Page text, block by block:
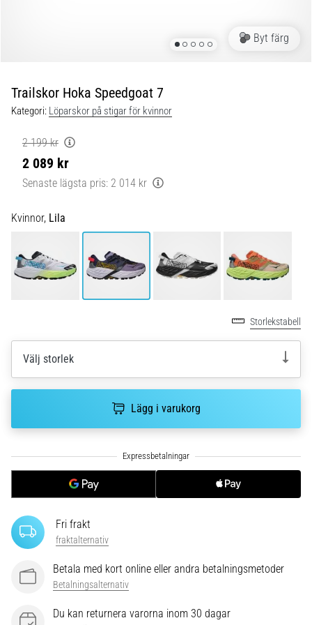
är
de
och
hur
genomförs
de?
testar
run
snabbhet,
smidighet
utförs
det
korrekt,
var
9 min. läsning
Löparknä:
Orsaker,
behandling
och
förebyggande
Löparknä,
Byt färg
Trailskor Hoka Speedgoat 7
Kategori: Löparskor på stigar för kvinnor
2 199 kr
2 089 kr
Senaste lägsta pris: 2 014 kr
Kvinnor, Lila
Storlekstabell
Välj storlek
Lägg i varukorg
Fri frakt
fraktalternativ
Betala med kort online eller andra betalningsmetoder
Betalningsalternativ
Du kan returnera varorna inom 30 dagar